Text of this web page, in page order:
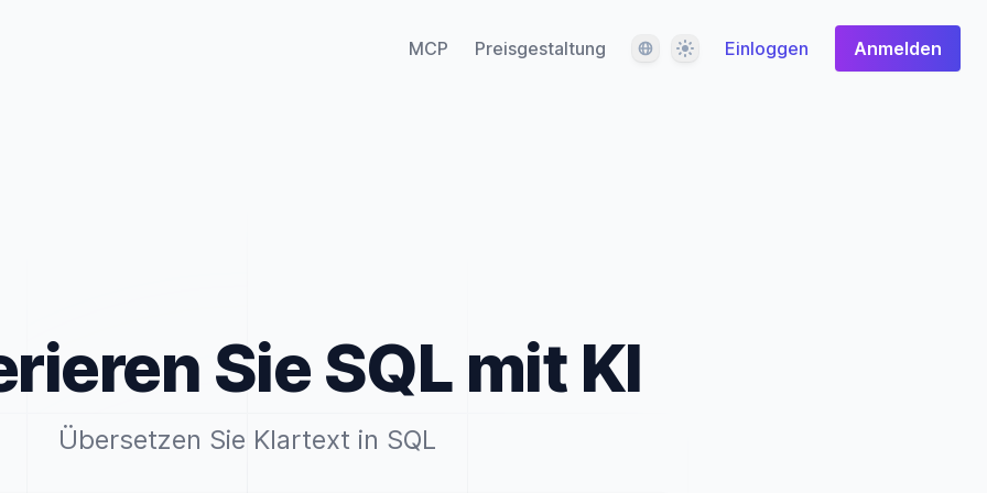
MCP Preisgestaltung SpracheDesign Einloggen Anmelden
Sie SQL mit KI
Übersetzen Sie Klartext in SQL